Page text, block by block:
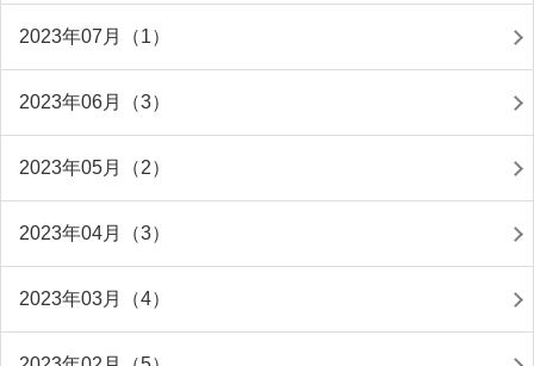
2023年07月（1）
2023年06月（3）
2023年05月（2）
2023年04月（3）
2023年03月（4）